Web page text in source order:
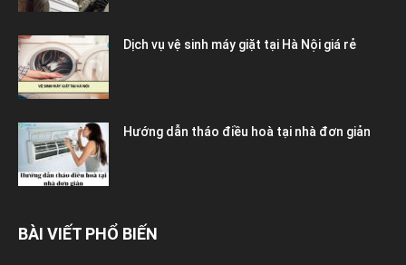
Dịch vụ vệ sinh máy giặt tại Hà Nội giá rẻ
Hướng dẫn tháo điều hoà tại nhà đơn giản
BÀI VIẾT PHỔ BIẾN